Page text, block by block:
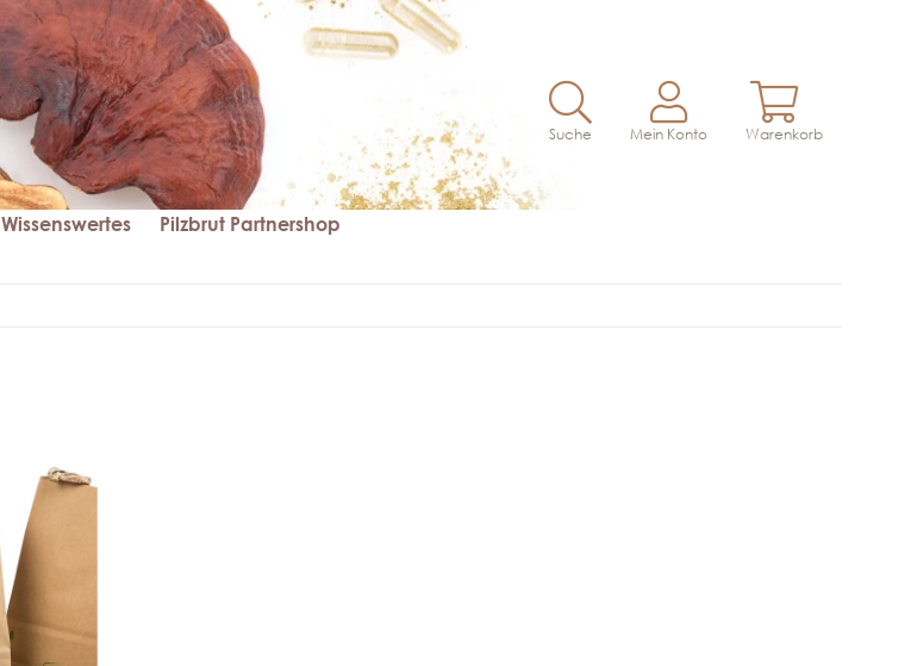
Suche Mein Konto Warenkorb
Wissenswertes Pilzbrut Partnershop